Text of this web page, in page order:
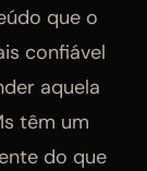
que o
confiável
aquela
têm um
do que